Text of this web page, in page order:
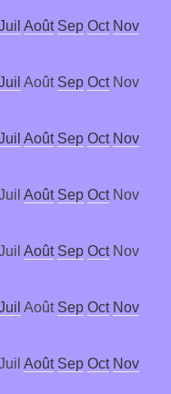
Août Sep Oct Nov
Août Sep Oct Nov
Août Sep Oct Nov
Août Sep Oct Nov
Août Sep Oct Nov
Août Sep Oct Nov
Août Sep Oct Nov